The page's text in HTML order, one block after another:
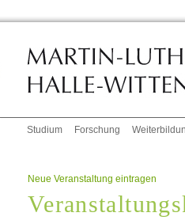
Studium Forschung
Neue Veranstaltung eintragen